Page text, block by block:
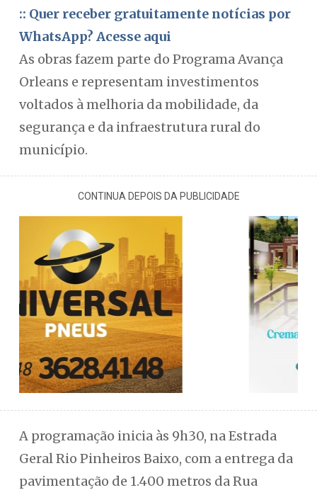
:: Quer receber gratuitamente notícias por
WhatsApp? Acesse aqui
As obras fazem parte do Programa Avança
Orleans e representam investimentos
voltados à melhoria da mobilidade, da
segurança e da infraestrutura rural do
município.
CONTINUA DEPOIS DA PUBLICIDADE
A programação inicia às 9h30, na Estrada
Geral Rio Pinheiros Baixo, com a entrega da
pavimentação de 1.400 metros da Rua